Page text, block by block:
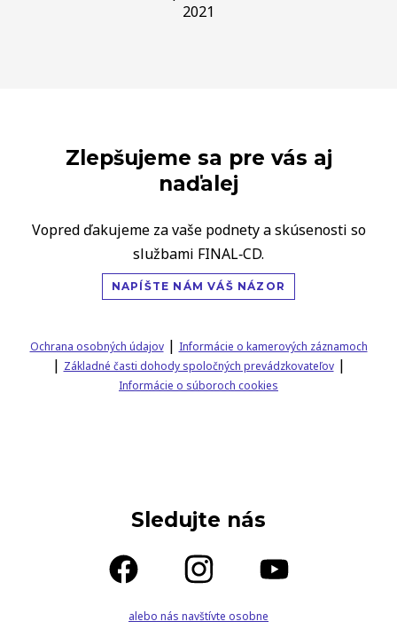
2021
Zlepšujeme sa pre vás aj
naďalej
Vopred ďakujeme za vaše podnety a skúsenosti so
službami FINAL‑CD.
NAPÍŠTE NÁM VÁŠ NÁZOR
Ochrana osobných údajov| Informácie o kamerových záznamoch
| Základné časti dohody spoločných prevádzkovateľov|
Informácie o súboroch cookies
Sledujte nás
alebo nás navštívte osobne